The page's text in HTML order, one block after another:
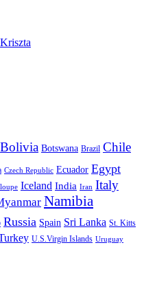
Kriszta
Bolivia Botswana Brazil Chile
Czech Republic Ecuador Egypt
Iceland India Iran Italy
Namibia
Russia Spain Sri Lanka St. Kitts
U.S.Virgin Islands Uruguay